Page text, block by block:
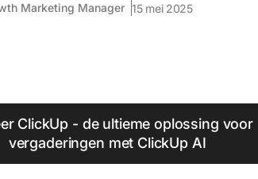
Marketing Manager 15 mei 2025
ClickUp - de ultieme oplossing voor
vergaderingen met ClickUp AI